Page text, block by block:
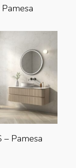
La Suite
La Suite
– Pamesa